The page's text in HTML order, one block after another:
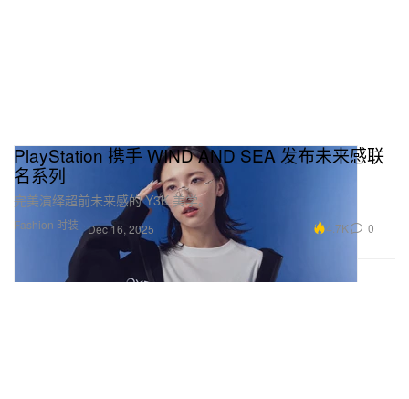
Fashion 时装
PlayStation 携手 WIND AND SEA 发布未来感联
名系列
完美演绎超前未来感的 Y3K 美学。
Dec 16, 2025 4.7K 0